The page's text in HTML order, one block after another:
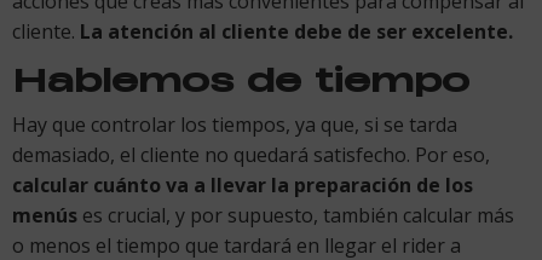
cliente. La atención al cliente debe de ser excelente.
Hablemos de tiempo
Hay que controlar los tiempos, ya que, si se tarda
demasiado, el cliente no quedará satisfecho. Por eso,
calcular cuánto va a llevar la preparación de los
menús es crucial, y por supuesto, también calcular más
o menos el tiempo que tardará en llegar el rider a